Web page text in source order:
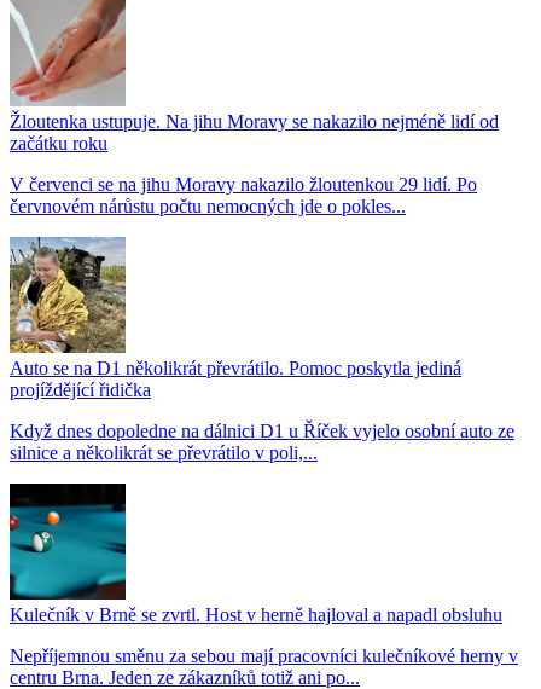
Žloutenka ustupuje. Na jihu Moravy se nakazilo nejméně lidí od
začátku roku
V červenci se na jihu Moravy nakazilo žloutenkou 29 lidí. Po
červnovém nárůstu počtu nemocných jde o pokles...
Auto se na D1 několikrát převrátilo. Pomoc poskytla jediná
projíždějící řidička
Když dnes dopoledne na dálnici D1 u Říček vyjelo osobní auto ze
silnice a několikrát se převrátilo v poli,...
Kulečník v Brně se zvrtl. Host v herně hajloval a napadl obsluhu
Nepříjemnou směnu za sebou mají pracovníci kulečníkové herny v
centru Brna. Jeden ze zákazníků totiž ani po...